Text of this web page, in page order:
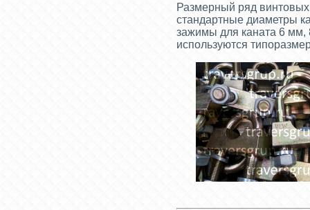
Размерный ряд
стандартные диаметры
зажимы для каната 6 мм,
используются